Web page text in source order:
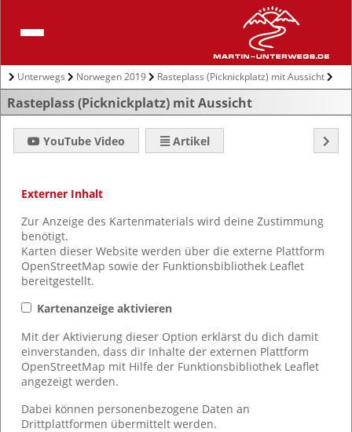
Unterwegs Norwegen 2019
Rasteplass (Picknickplatz) mit Aussicht
Karte
Rasteplass (Picknickplatz) mit Aussicht
YouTube Video Artikel
Externer Inhalt
Zur Anzeige des Kartenmaterials wird deine Zustimmung
benötigt.
Karten dieser Website werden über die externe Plattform
OpenStreetMap sowie der Funktionsbibliothek Leaflet
bereitgestellt.
Kartenanzeige aktivieren
Mit der Aktivierung dieser Option erklärst du dich damit
einverstanden, dass dir Inhalte der externen Plattform
OpenStreetMap mit Hilfe der Funktionsbibliothek Leaflet
angezeigt werden.
Dabei können personenbezogene Daten an
Drittplattformen übermittelt werden.